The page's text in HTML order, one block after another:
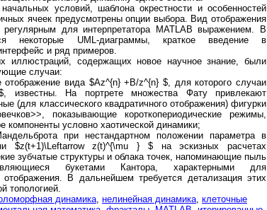
условий, шаблона окрестности и особенностей
ячеек предусмотрены опции выбора. Вид отображения
для интерпретатора MATLAB выражением. В
некоторые UML-диаграммы, краткое введение в
и ряд примеров.
иллюстраций, содержащих новое научное знание, были
случаи:
отображение вида $Az^{n} +B/z^{n} $, для которого случаи
известны. На портрете множества Фату привлекают
(для классического квадратичного отображения) фигурки
показывающие короткопериодические режимы,
компоненты условно хаотической динамики;
при нестандартном положении параметра в
$z(t+1)\Leftarrow z(t)^{\mu } $ на эскизных расчетах
зубчатые структуры и облака точек, напоминающие пыль
букетами Кантора, характерными для
отображения. В дальнейшем требуется детализация этих
топологией.
динамика нелинейная динамика клеточные